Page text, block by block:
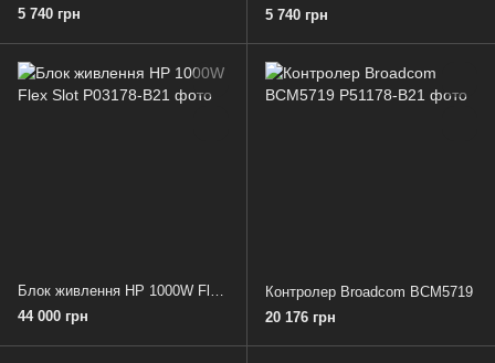
5 740 грн
5 740 грн
Блок живлення HP 1000W Flex Slot
44 000 грн
Контролер Broadcom BCM5719
20 176 грн